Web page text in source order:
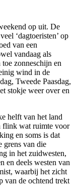
op uit. De
‘dagtoeristen’ op
van een
vandaag als
zonneschijn en
wind in de
Tweede Paasdag,
stokje weer over en
helft van het land
flink wat ruimte voor
en soms is dat
grens van die
in het zuidwesten,
en deels westen van
waarbij het zicht
van de ochtend trekt